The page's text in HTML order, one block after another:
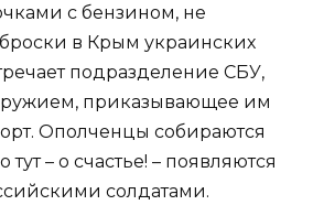
с бензином, не
в Крым украинских
подразделение СБУ,
приказывающее им
Ополченцы собираются
тут – о счастье! – появляются
солдатами.